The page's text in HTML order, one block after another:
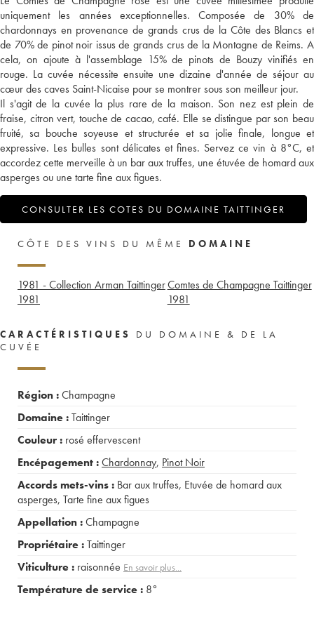
uniquement les années exceptionnelles. Composée de 30% de
chardonnays en provenance de grands crus de la Côte des Blancs et
de 70% de pinot noir issus de grands crus de la Montagne de Reims. A
cela, on ajoute à l'assemblage 15% de pinots de Bouzy vinifiés en
rouge. La cuvée nécessite ensuite une dizaine d'année de séjour au
cœur des caves Saint-Nicaise pour se montrer sous son meilleur jour.
Il s'agit de la cuvée la plus rare de la maison. Son nez est plein de
fraise, citron vert, touche de cacao, café. Elle se distingue par son beau
fruité, sa bouche soyeuse et structurée et sa jolie finale, longue et
expressive. Les bulles sont délicates et fines. Servez ce vin à 8°C, et
accordez cette merveille à un bar aux truffes, une étuvée de homard aux
asperges ou une tarte fine aux figues.
CONSULTER LES COTES DU DOMAINE TAITTINGER
CÔTE DES VINS DU MÊME DOMAINE
1981 - Collection Arman Taittinger
1981
Comtes de Champagne Taittinger
1981
CARACTÉRISTIQUES
DU DOMAINE & DE LA
CUVÉE
Région :Champagne
Domaine :Taittinger
Couleur : rosé effervescent
Encépagement :Chardonnay, Pinot Noir
Accords mets-vins : Bar aux truffes, Etuvée de homard aux
asperges, Tarte fine aux figues
Appellation :Champagne
Propriétaire :Taittinger
Viticulture : raisonnée En savoir plus...
Température de service : 8°